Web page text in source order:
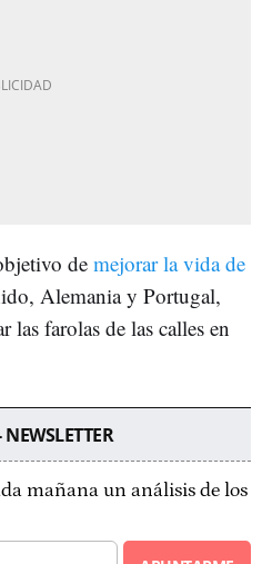
de mejorar la vida de
Alemania y Portugal,
las farolas de las calles en
mañana un análisis de los